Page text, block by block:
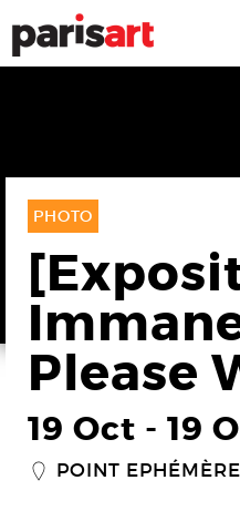
PHOTO
Please
19 Oct - 19
_ POINT EPHÉMÈRE